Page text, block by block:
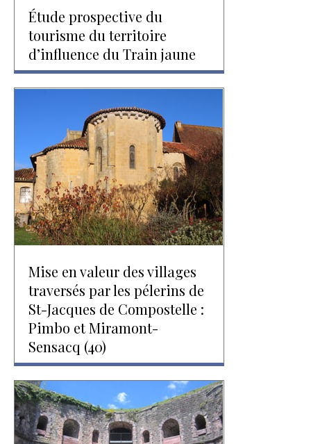
Étude prospective du
tourisme du territoire
d’influence du Train jaune
Mise en valeur des villages
traversés par les pélerins de
St-Jacques de Compostelle :
Pimbo et Miramont-
Sensacq (40)